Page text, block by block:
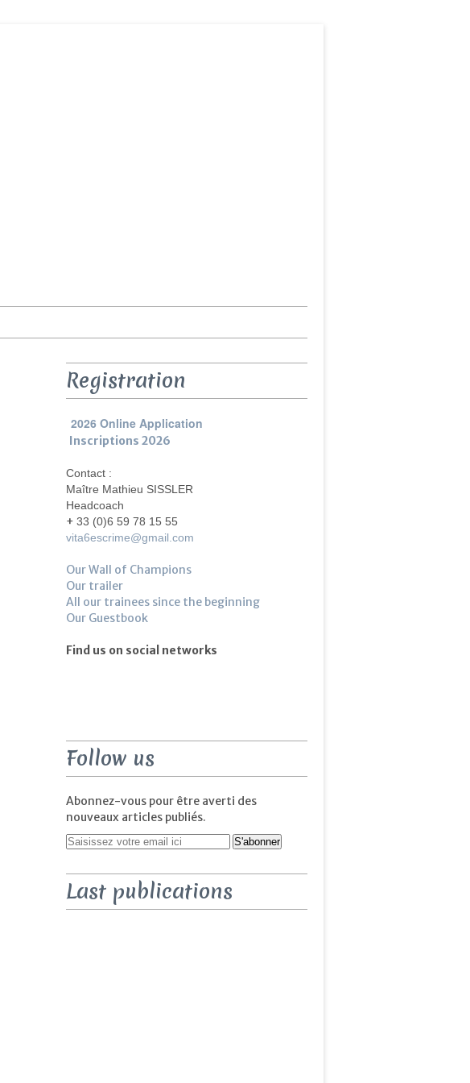
Registration
2026 Online Application
Inscriptions 2026
Contact :
Maître Mathieu SISSLER
Headcoach
+ 33 (0)6 59 78 15 55
vita6escrime@gmail.com
Our Wall of Champions
Our trailer
All our trainees since the beginning
Our Guestbook
Find us on social networks
Follow us
Abonnez-vous pour être averti des
nouveaux articles publiés.
Last publications